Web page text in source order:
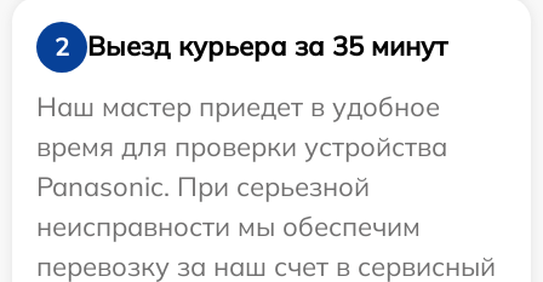
2
Выезд курьера за 35 минут
Наш мастер приедет в удобное
время для проверки устройства
Panasonic. При серьезной
неисправности мы обеспечим
перевозку за наш счет в сервисный